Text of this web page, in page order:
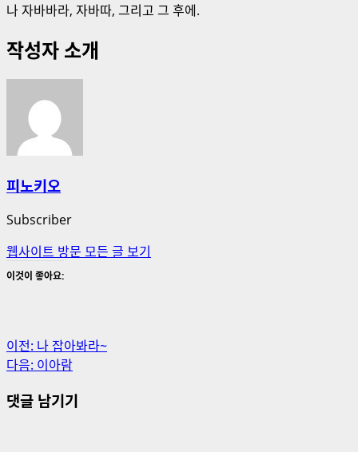
나 자바바라, 자바따, 그리고 그 후에.
작성자 소개
피노키오
Subscriber
웹사이트 방문 모든 글 보기
이것이 좋아요:
게
시
물
이전: 나 잡아봐라~
다음: 이아람
댓글 남기기